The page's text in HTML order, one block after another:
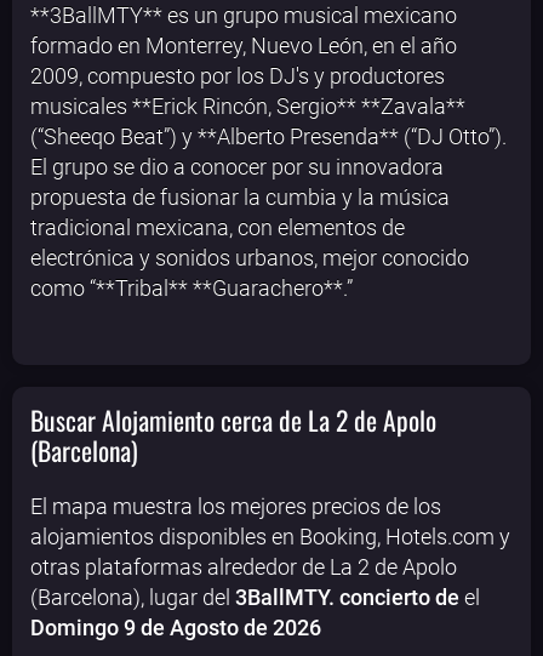
**3BallMTY** es un grupo musical mexicano
formado en Monterrey, Nuevo León, en el año
2009, compuesto por los DJ's y productores
musicales **Erick Rincón, Sergio** **Zavala**
(“Sheeqo Beat”) y **Alberto Presenda** (“DJ Otto”).
El grupo se dio a conocer por su innovadora
propuesta de fusionar la cumbia y la música
tradicional mexicana, con elementos de
electrónica y sonidos urbanos, mejor conocido
como “**Tribal** **Guarachero**.”
Buscar Alojamiento cerca de La 2 de Apolo
(Barcelona)
El mapa muestra los mejores precios de los
alojamientos disponibles en Booking, Hotels.com y
otras plataformas alrededor de La 2 de Apolo
(Barcelona), lugar del 3BallMTY. concierto de el
Domingo 9 de Agosto de 2026